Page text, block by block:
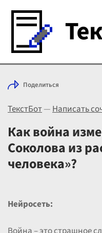
Войти с Telegram
Выбрать режим
Цены
Поделиться
ТекстБот—Написать
Как война
Соколова из
человека»?
Нейросеть: